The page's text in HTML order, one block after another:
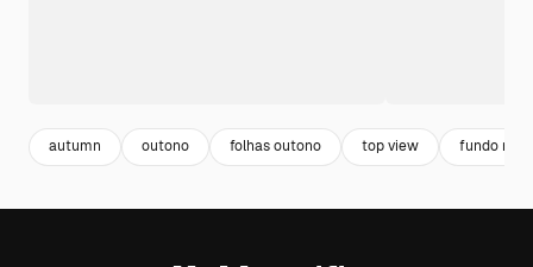
autumn outono folhas outono top view fundo